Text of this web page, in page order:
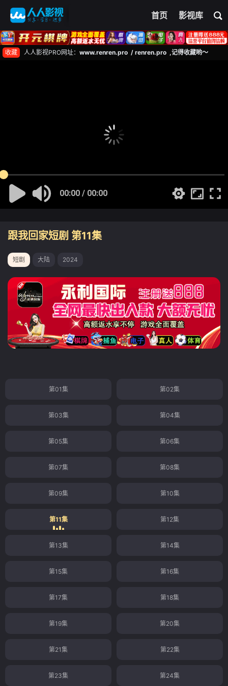
首页 影视库
收藏 人人影视PRO网址： www.renren.pro / renren.pro ,记得收藏哟～
00:00 / 00:00
跟我回家短剧 第11集
短剧 大陆 2024
第01集 第02集
第03集 第04集
第05集 第06集
第07集 第08集
第09集 第10集
第11集 第12集
第13集 第14集
第15集 第16集
第17集 第18集
第19集 第20集
第21集 第22集
第23集 第24集